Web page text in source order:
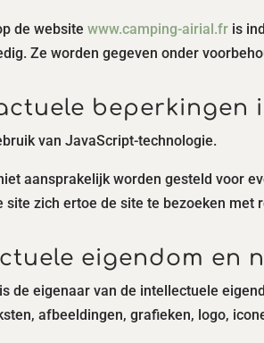
de websitewww.camping-airial.fr is
Ze worden gegeven onder
beperkingen
van JavaScript-technologie.
aansprakelijk worden gesteld voor
site zich ertoe de site te bezoeken
eigendom en
de eigenaar van de intellectuele
afbeeldingen, grafieken, logo,